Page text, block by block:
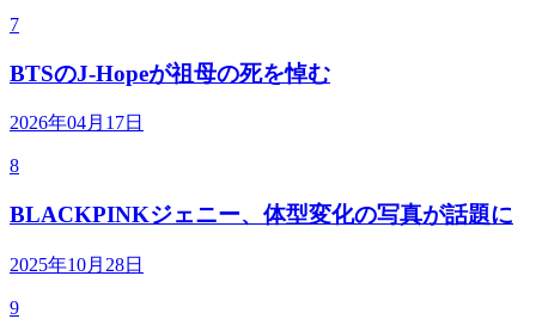
7
BTSのJ-Hopeが祖母の死を悼む
2026年04月17日
8
BLACKPINKジェニー、体型変化の写真が話題に
2025年10月28日
9